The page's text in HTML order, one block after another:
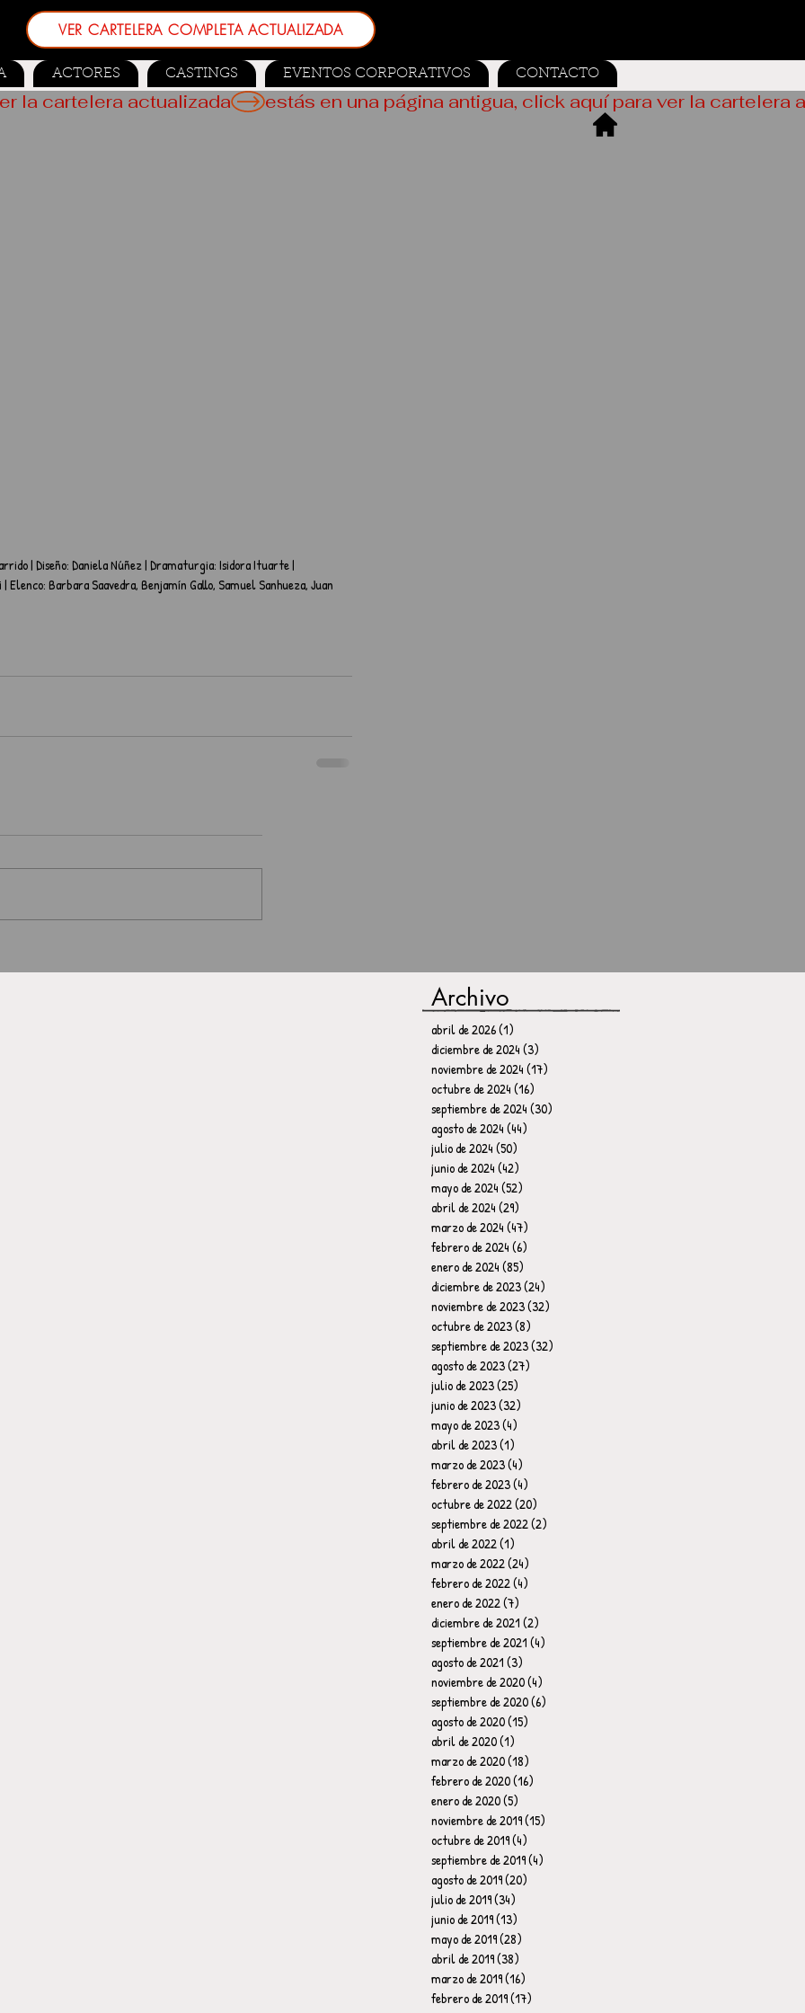
VER CARTELERA COMPLETA ACTUALIZADA
ACTORES CASTINGS EVENTOS CORPORATIVOS CONTACTO
| Diseño: Daniela Núñez | Dramaturgia: Isidora Ituarte |
Elenco: Barbara Saavedra, Benjamín Gallo, Samuel Sanhueza, Juan
la cartelera actualizada
Archivo
abril de 2026(1)
diciembre de 2024(3)
noviembre de 2024(17)
octubre de 2024(16)
septiembre de 2024(30)
agosto de 2024(44)
julio de 2024(50)
junio de 2024(42)
mayo de 2024(52)
abril de 2024(29)
marzo de 2024(47)
febrero de 2024(6)
enero de 2024(85)
diciembre de 2023(24)
noviembre de 2023(32)
octubre de 2023(8)
septiembre de 2023(32)
agosto de 2023(27)
julio de 2023(25)
junio de 2023(32)
mayo de 2023(4)
abril de 2023(1)
marzo de 2023(4)
febrero de 2023(4)
octubre de 2022(20)
septiembre de 2022(2)
abril de 2022(1)
marzo de 2022(24)
febrero de 2022(4)
enero de 2022(7)
diciembre de 2021(2)
septiembre de 2021(4)
agosto de 2021(3)
noviembre de 2020(4)
septiembre de 2020(6)
agosto de 2020(15)
abril de 2020(1)
marzo de 2020(18)
febrero de 2020(16)
enero de 2020(5)
noviembre de 2019(15)
octubre de 2019(4)
septiembre de 2019(4)
agosto de 2019(20)
julio de 2019(34)
junio de 2019(13)
mayo de 2019(28)
abril de 2019(38)
marzo de 2019(16)
febrero de 2019(17)